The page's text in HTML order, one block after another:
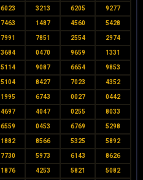
6023 3213 6205 9277
7463 1487 4560 5428
7991 7851 2554 2974
3684 0470 9659 1331
5114 9087 6654 9853
5104 8427 7023 4352
1995 6743 0027 0442
4697 4047 0255 8033
6559 0453 6769 5298
1882 8566 5325 5892
7730 5973 6143 8626
1876 4253 5821 5082